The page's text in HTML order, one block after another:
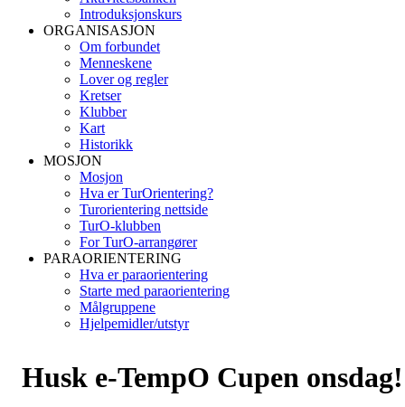
Introduksjonskurs
ORGANISASJON
Om forbundet
Menneskene
Lover og regler
Kretser
Klubber
Kart
Historikk
MOSJON
Mosjon
Hva er TurOrientering?
Turorientering nettside
TurO-klubben
For TurO-arrangører
PARAORIENTERING
Hva er paraorientering
Starte med paraorientering
Målgruppene
Hjelpemidler/utstyr
Husk e-TempO Cupen onsdag!